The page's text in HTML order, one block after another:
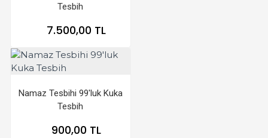
Tesbih
7.500,00 TL
Namaz Tesbihi 99'luk Kuka
Tesbih
900,00 TL